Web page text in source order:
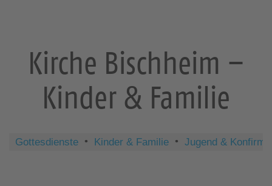
Kirche Bischheim –
Kinder & Familie
Gottesdienste Kinder & Familie Jugend &